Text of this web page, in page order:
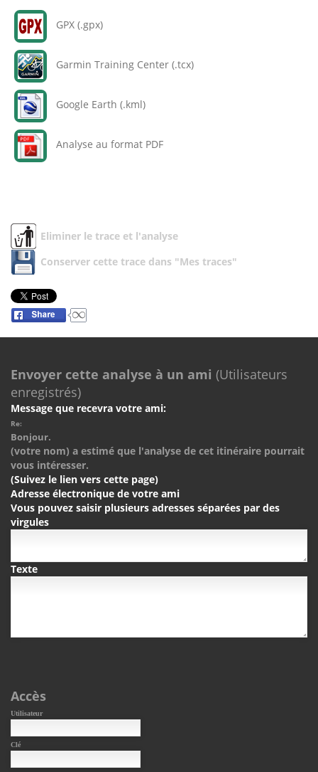
GPX (.gpx)
Garmin Training Center (.tcx)
Google Earth (.kml)
Analyse au format PDF
Eliminer le trace et l'analyse
Conserver cette trace dans "Mes traces"
Envoyer cette analyse à un ami (Utilisateurs
enregistrés)
Message que recevra votre ami:
Re:
Bonjour.
(votre nom) a estimé que l'analyse de cet itinéraire pourrait
vous intéresser.
(Suivez le lien vers cette page)
Adresse électronique de votre ami
Vous pouvez saisir plusieurs adresses séparées par des
virgules
Texte
Accès
Utilisateur
Clé